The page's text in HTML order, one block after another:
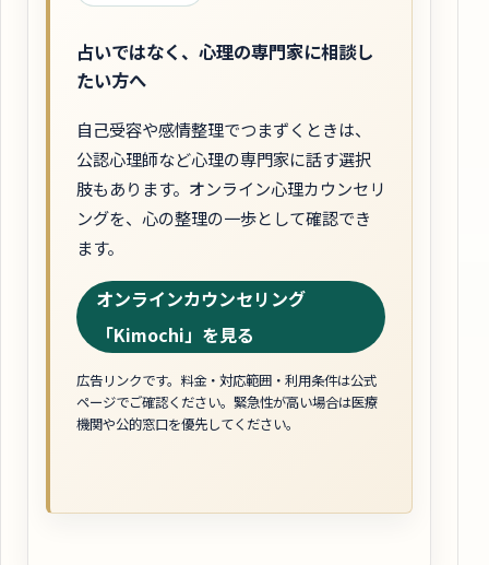
占いではなく、心理の専門家に相談し
たい方へ
自己受容や感情整理でつまずくときは、
公認心理師など心理の専門家に話す選択
肢もあります。オンライン心理カウンセリ
ングを、心の整理の一歩として確認でき
ます。
オンラインカウンセリング
「Kimochi」を見る
広告リンクです。料金・対応範囲・利用条件は公式
ページでご確認ください。緊急性が高い場合は医療
機関や公的窓口を優先してください。